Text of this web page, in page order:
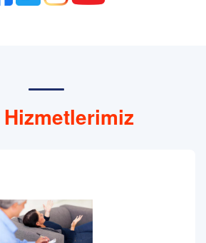
Hizmetlerimiz